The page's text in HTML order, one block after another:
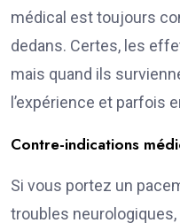
médical est toujours
dedans. Certes, les
mais quand ils
l’expérience et parfois
Contre-indications
Si vous portez un
troubles